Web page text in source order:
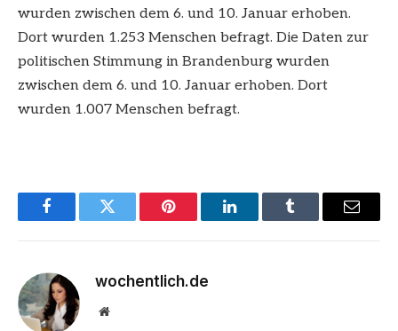
wurden zwischen dem 6. und 10. Januar erhoben.
Dort wurden 1.253 Menschen befragt. Die Daten zur
politischen Stimmung in Brandenburg wurden
zwischen dem 6. und 10. Januar erhoben. Dort
wurden 1.007 Menschen befragt.
FacebookTwitter Pinterest LinkedInTumblr Email
wochentlich.de
Website